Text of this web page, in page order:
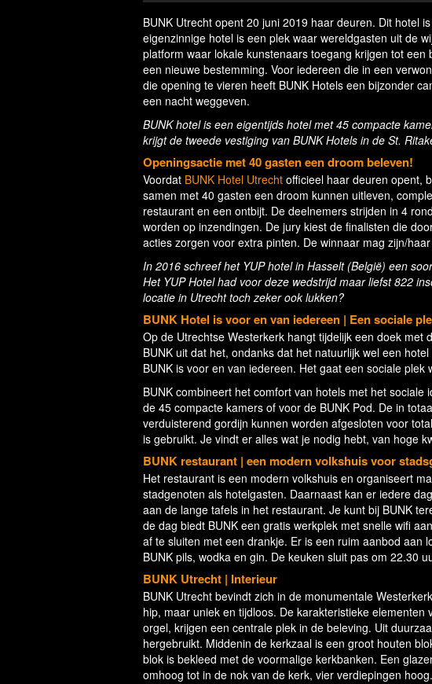
BUNK Utrecht opent 20 juni 2019 haar deuren. Dit hotel
eigenzinnige hotel is een plek waar wereldgasten uit de
platform waar lokale kunstenaars toegang krijgen tot
een nieuwe bestemming. Voor iedereen die in een
die opening te vieren heeft BUNK Hotels een bijzonder
een nacht weggeven.
BUNK hotel is een eigentijds hotel met 45 compacte
krijgt de tweede vestiging van BUNK Hotels in de St.
Openingsactie met 40 gasten een droom beleven!
Voordat BUNK Hotel Utrecht officieel haar deuren opent,
samen met 40 gasten een droom kunnen uitleven,
restaurant en een ontbijt. De deelnemers strijden in 4
worden op inzendingen. De jury kiest de finalisten die
acties zorgen voor extra pinten. De winnaar mag zijn/
In 2016 schreef het YUP hotel in Hasselt (België) een
Het YUP Hotel had voor deze wedstrijd maar liefst 822
locatie in Utrecht toch zeker ook lukken?
BUNK Hotel is voor en van iedereen | Een sociale
Op de Utrechtse Westerkerk hangt tijdelijk een doek met
BUNK uit dat het, ondanks dat het natuurlijk wel een
BUNK is voor en van iedereen. Het gaat een sociale
BUNK combineert het comfort van hotels met het
de 45 compacte kamers of voor de BUNK Pod. De in
verduisterend gordijn kunnen worden afgesloten voor
is gebruikt. Je vindt er alles wat je nodig hebt, van hoge
BUNK restaurant | een modern volkshuis voor
Het restaurant is een modern volkshuis en organiseert
stadgenoten als hotelgasten. Daarnaast kan er iedere
aan de lange tafels in het restaurant. Je kunt bij BUNK
de dag biedt BUNK een gratis werkplek met snelle wifi
af te sluiten met een drankje. Er is een ruim aanbod aan
BUNK pils, wodka en gin. De keuken sluit pas om 22.30
BUNK Utrecht | Interieur
BUNK Utrecht bevindt zich in de monumentale
hip, maar uniek en tijdloos. De karakteristieke
orgel, krijgen een centrale plek in de beleving. Uit
hergebruikt. Middenin de kerkzaal is een groot houten
blok is bekleed met de voormalige kerkbanken. Een
omhoog tot in de nok van de kerk, vier verdiepingen hoog.